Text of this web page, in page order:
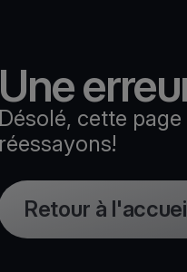
Une
Désolé, cette
réessayons!
Retour à